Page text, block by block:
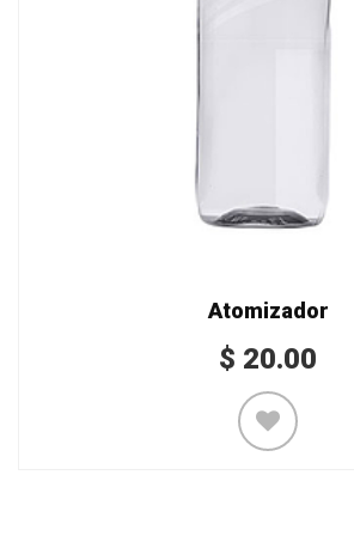
Atomizador
$ 20.00